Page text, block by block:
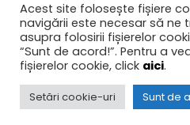
Ultima modificare a
Acest site folosește fișiere
navigării este necesar să ne
asupra folosirii fișierelor
“Sunt de acord!”. Pentru a
fișierelor cookie, click aici.
Setări cookie-uri Sunt de